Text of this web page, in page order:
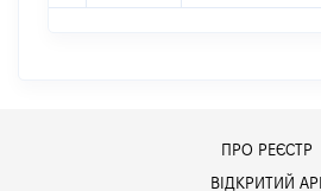
ПРО РЕЄСТР
ВІДКРИТИЙ АРІ